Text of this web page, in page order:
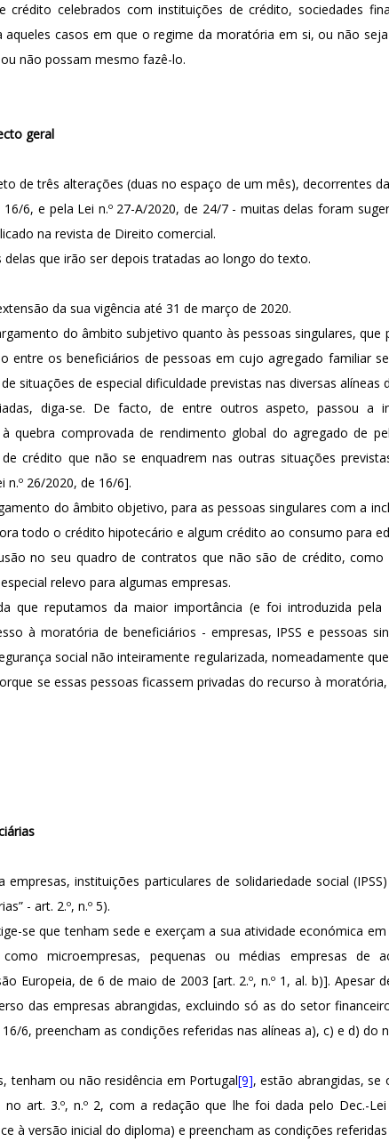
crédito celebrados com instituições de crédito, sociedades
aqueles casos em que o regime da moratória em si, ou não
não possam mesmo fazê-lo.
geral
de três alterações (duas no espaço de um mês), decorrentes
16/6, e pela Lei n.º 27-A/2020, de 24/7 - muitas delas foram
na revista de Direito comercial.
delas que irão ser depois tratadas ao longo do texto.
da sua vigência até 31 de março de 2020.
do âmbito subjetivo quanto às pessoas singulares, que
entre os beneficiários de pessoas em cujo agregado familiar
situações de especial dificuldade previstas nas diversas alíneas
diga-se. De facto, de entre outros aspeto, passou a
à quebra comprovada de rendimento global do agregado de
crédito que não se enquadrem nas outras situações
n.º 26/2020, de 16/6].
do âmbito objetivo, para as pessoas singulares com a
todo o crédito hipotecário e algum crédito ao consumo para
no seu quadro de contratos que não são de crédito,
relevo para algumas empresas.
que reputamos da maior importância (e foi introduzida pela
à moratória de beneficiários - empresas, IPSS e pessoas
social não inteiramente regularizada, nomeadamente
se essas pessoas ficassem privadas do recurso à
empresas, instituições particulares de solidariedade social
- art. 2.º, n.º 5).
se que tenham sede e exerçam a sua atividade económica em
microempresas, pequenas ou médias empresas de
Europeia, de 6 de maio de 2003 [art. 2.º, n.º 1, al. b)]. Apesar
das empresas abrangidas, excluindo só as do setor
6, preencham as condições referidas nas alíneas a), c) e d) do
tenham ou não residência em Portugal[9], estão abrangidas,
art. 3.º, n.º 2, com a redação que lhe foi dada pelo Dec.-
à versão inicial do diploma) e preencham as condições referidas